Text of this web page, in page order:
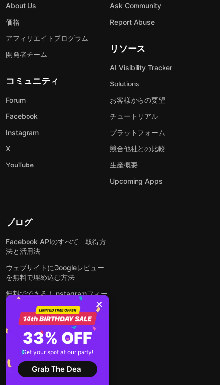
About Us
価格
アフィリエイトプログラム
開発者チーム
コミュニティ
Forum
Facebook
Instagram
X
YouTube
Ask Community
Report Abuse
リソース
AI Visibility Tracker
Solutions
お客様からの要望
チュートリアル
プラットフォーム
競合他社との比較
生産概要
Upcoming Apps
ブログ
Facebook APIのすべて：取得方
法と活用法
ウェブサイトにGoogleレビュー
を無料で埋め込む方法
無料でできる！Instagramフィー
ドをウェブサイトに埋め込む方法
どんなウェブサイトにも無料でフ
ォームを埋め込む方法
WordPressサイトにLinkedInフ
ィードを埋め込む方法は？
全ての投稿を見る
33% OFF
Get your spot at our party!
Grab The Deal